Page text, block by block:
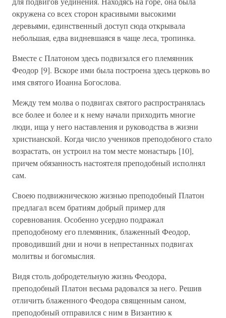
окружена со всех сторон красивыми высокими
деревьями, единственный доступ сюда открывала
небольшая, едва видневшаяся в чаще леса, тропинка.
Вместе с Платоном здесь подвизался его племянник
Феодор [9]. Вскоре ими была построена здесь церковь во
имя святого Иоанна Богослова.
Между тем молва о подвигах святого распространялась
все более и более и к нему начали приходить многие
люди, ища у него наставления и руководства в жизни
христианской. Когда число учеников преподобного стало
возрастать, он устроил на том месте монастырь [10],
причем обязанность настоятеля преподобный исполнял
сам.
Своею подвижническою жизнью преподобный Платон
предлагал всем братиям добрый пример для
соревнования. Особенно усердно подражал
преподобному его племянник, блаженный Феодор,
проводивший дни и ночи в непрестанных подвигах
молитвы и богомыслия.
Видя столь добродетельную жизнь Феодора,
преподобный Платон весьма радовался за него. Решив
отличить блаженного Феодора священным саном,
преподобный отправился с ним в Византию к